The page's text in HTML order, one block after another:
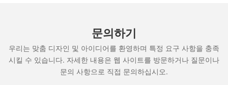
문의하기
우리는 맞춤 디자인 및 아이디어를 환영하며 특정 요구 사항을 충족
시킬 수 있습니다. 자세한 내용은 웹 사이트를 방문하거나 질문이나
문의 사항으로 직접 문의하십시오.